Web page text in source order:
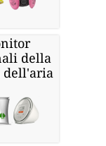
della
dell'aria